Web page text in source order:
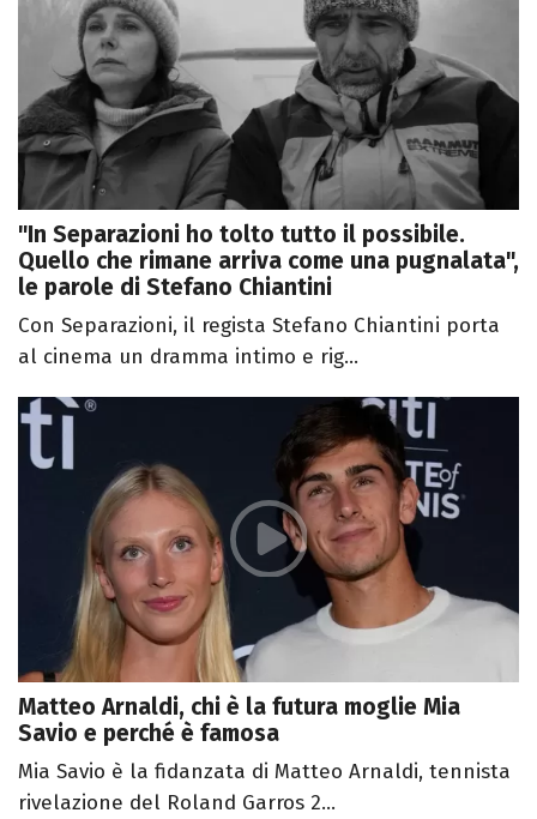
"In Separazioni ho tolto tutto il possibile.
Quello che rimane arriva come una pugnalata",
le parole di Stefano Chiantini
Con Separazioni, il regista Stefano Chiantini porta
al cinema un dramma intimo e rig...
Matteo Arnaldi, chi è la futura moglie Mia
Savio e perché è famosa
Mia Savio è la fidanzata di Matteo Arnaldi, tennista
rivelazione del Roland Garros 2...